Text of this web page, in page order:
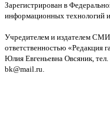
Зарегистрирован в
информационных технологий
Учредителем и издателем
ответственностью «Редакция
Юлия Евгеньевна Овсяник,
bk@mail.ru.